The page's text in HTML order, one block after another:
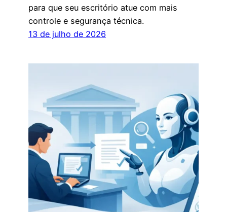
para que seu escritório atue com mais
controle e segurança técnica.
13 de julho de 2026